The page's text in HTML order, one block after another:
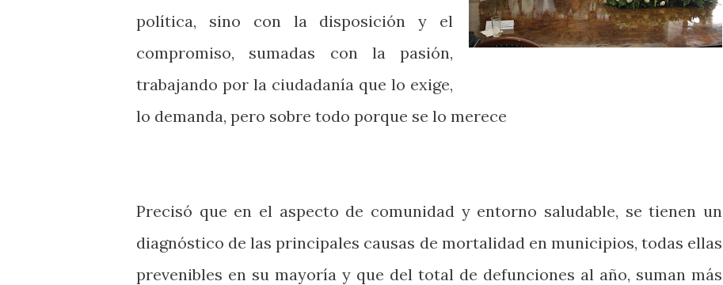
política, sino con la disposición y el
compromiso, sumadas con la pasión,
trabajando por la ciudadanía que lo exige,
lo demanda, pero sobre todo porque se lo merece
Precisó que en el aspecto de comunidad y entorno saludable, se tienen un
diagnóstico de las principales causas de mortalidad en municipios, todas ellas
prevenibles en su mayoría y que del total de defunciones al año, suman más